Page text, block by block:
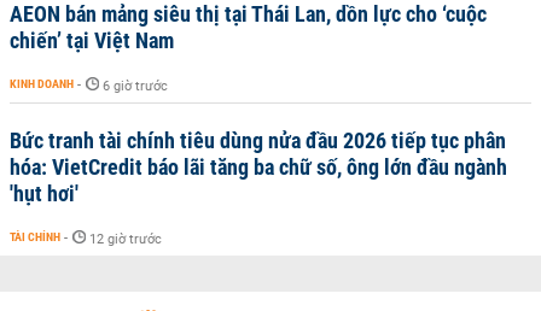
AEON bán mảng siêu thị tại Thái Lan, dồn lực cho ‘cuộc
chiến’ tại Việt Nam
KINH DOANH - 6 giờ trước
Bức tranh tài chính tiêu dùng nửa đầu 2026 tiếp tục phân
hóa: VietCredit báo lãi tăng ba chữ số, ông lớn đầu ngành
'hụt hơi'
TÀI CHÍNH - 12 giờ trước